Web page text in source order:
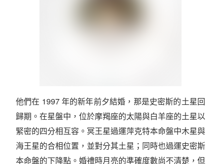
他們在 1997 年的新年前夕結婚，那是史密斯的土星回
歸期。在星盤中，位於摩羯座的太陽與白羊座的土星以
緊密的四分相互容。冥王星過運萍克特本命盤中木星與
海王星的合相位置，並對分其土星；同時也過運史密斯
本命盤的下降點。婚禮時月亮的準確度數尚不清楚，但